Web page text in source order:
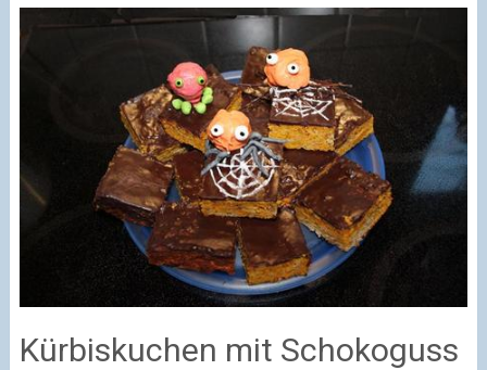
Kürbiskuchen mit Schokoguss